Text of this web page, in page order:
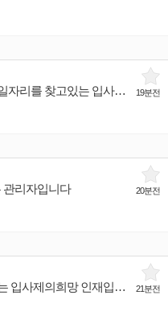
19분전
부산 해운대구 에서 귀금속/장신구류 일자리를 찾고있는 입사제의희망 인재입니다.
20분전
관리자입니다
21분전
울산 남구 에서 의류 일자리를 찾고있는 입사제의희망 인재입니다.